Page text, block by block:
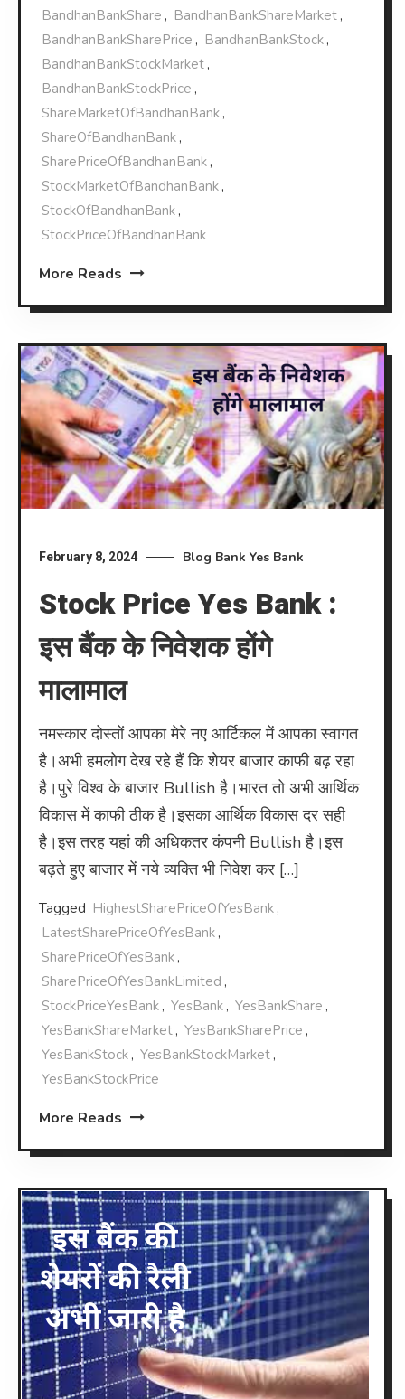
BandhanBankShare , BandhanBankShareMarket ,
BandhanBankSharePrice , BandhanBankStock ,
BandhanBankStockMarket ,
BandhanBankStockPrice ,
ShareMarketOfBandhanBank ,
ShareOfBandhanBank ,
SharePriceOfBandhanBank ,
StockMarketOfBandhanBank ,
StockOfBandhanBank ,
StockPriceOfBandhanBank
More Reads
February 8, 2024 Blog Bank Yes Bank
Stock Price Yes Bank :
इस बैंक के निवेशक होंगे
मालामाल
नमस्कार दोस्तों आपका मेरे नए आर्टिकल में आपका स्वागत
है।अभी हमलोग देख रहे हैं कि शेयर बाजार काफी बढ़ रहा
है।पुरे विश्व के बाजार Bullish है।भारत तो अभी आर्थिक
विकास में काफी ठीक है।इसका आर्थिक विकास दर सही
है।इस तरह यहां की अधिकतर कंपनी Bullish है।इस
बढ़ते हुए बाजार में नये व्यक्ति भी निवेश कर […]
Tagged HighestSharePriceOfYesBank ,
LatestSharePriceOfYesBank ,
SharePriceOfYesBank ,
SharePriceOfYesBankLimited ,
StockPriceYesBank , YesBank , YesBankShare ,
YesBankShareMarket , YesBankSharePrice ,
YesBankStock , YesBankStockMarket ,
YesBankStockPrice
More Reads